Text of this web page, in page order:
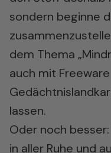
sondern beginne
dem Thema
auch mit
lassen.
Oder noch
in aller Ruhe und